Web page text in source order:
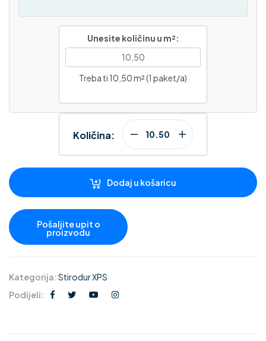
Unesite količinu u m²:
Treba ti 10,50 m² (1 paket/a)
Količina:
Dodaj u košaricu
Kategorija:Stirodur XPS
Podijeli: